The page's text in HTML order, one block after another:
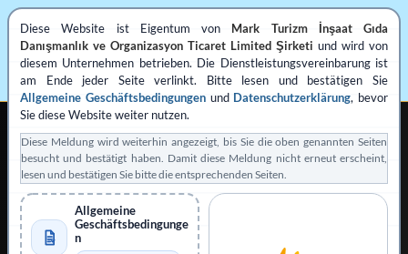
Diese Website ist Eigentum von
Mark Turizm İnşaat Gıda
Danışmanlık ve Organizasyon Ticaret Limited Şirketi und wird von
diesem Unternehmen betrieben. Die Dienstleistungsvereinbarung ist
am Ende jeder Seite verlinkt. Bitte lesen und bestätigen Sie
Allgemeine Geschäftsbedingungenund Datenschutzerklärung, bevor
Sie diese Website weiter nutzen.
Diese Meldung wird weiterhin angezeigt, bis Sie die oben genannten Seiten
besucht und bestätigt haben. Damit diese Meldung nicht erneut erscheint,
lesen und bestätigen Sie bitte die entsprechenden Seiten.
Allgemeine
Geschäftsbedingunge
n
REGISTRIERTE PRIVATE VISUMANTRAGSUNTERSTÜTZUNG
Betrieben von